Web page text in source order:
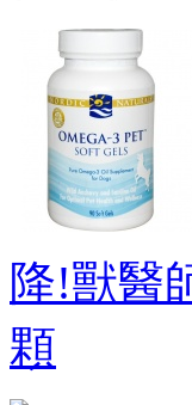
降!獸醫
顆